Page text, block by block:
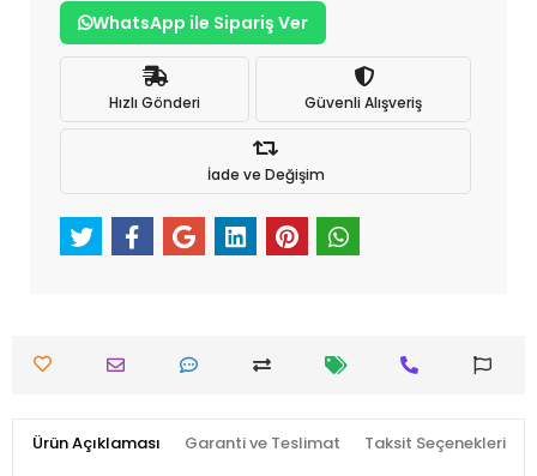
WhatsApp ile Sipariş Ver
Hızlı Gönderi Güvenli Alışveriş
İade ve Değişim
Ürün Açıklaması Garanti ve Teslimat Taksit Seçenekleri